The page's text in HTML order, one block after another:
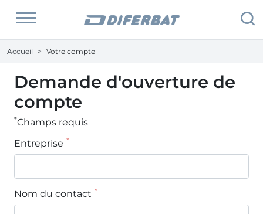
Accueil Votre compte
Demande d'ouverture de
compte
*Champs requis
Entreprise *
Nom du contact *